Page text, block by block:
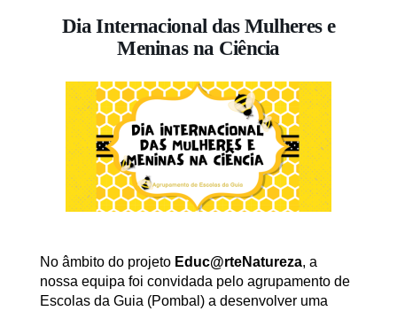
Dia Internacional das Mulheres e
Meninas na Ciência
No âmbito do projeto Educ@rteNatureza, a
nossa equipa foi convidada pelo agrupamento de
Escolas da Guia (Pombal) a desenvolver uma